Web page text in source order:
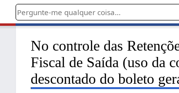
No controle das
Fiscal de Saída (uso da
descontado do boleto